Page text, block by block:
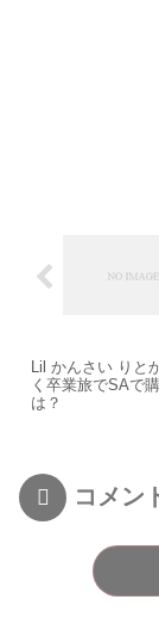
Lil かんさい りと
く卒業旅でSAで
は？
コメン